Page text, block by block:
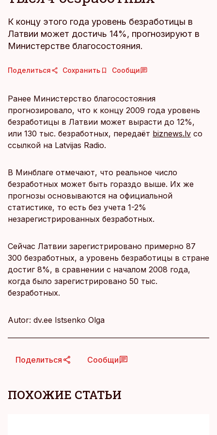
К концу этого года уровень безработицы в
Латвии может достичь 14%, прогнозируют в
Министерстве благосостояния.
Поделиться Сохранить Сообщи
Ранее Министерство благосостояния
прогнозировало, что к концу 2009 года уровень
безработицы в Латвии может вырасти до 12%,
или 130 тыс. безработных, передаёт biznews.lv со
ссылкой на Latvijas Radio.
В Минблаге отмечают, что реальное число
безработных может быть гораздо выше. Их же
прогнозы основываются на официальной
статистике, то есть без учета 1-2%
незарегистрированных безработных.
Сейчас Латвии зарегистрировано примерно 87
300 безработных, а уровень безработицы в стране
достиг 8%, в сравнении с началом 2008 года,
когда было зарегистрировано 50 тыс.
безработных.
Autor: dv.ee Istsenko Olga
Поделиться Сообщи
ПОХОЖИЕ СТАТЬИ